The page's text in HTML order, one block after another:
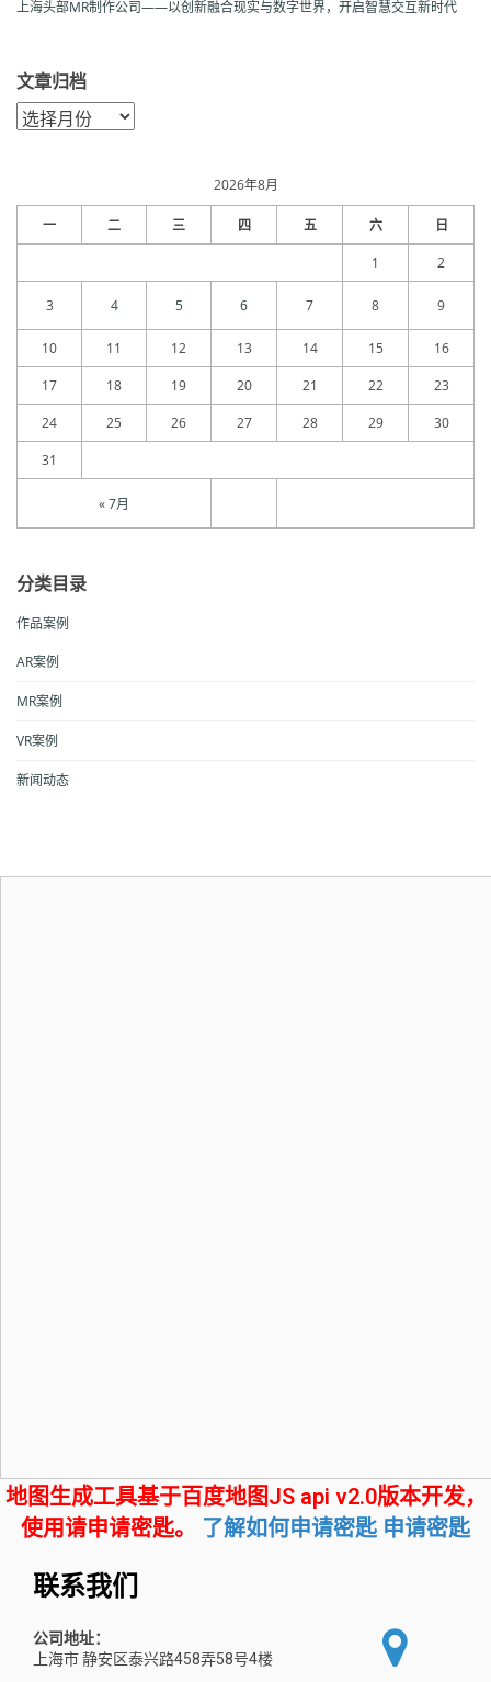
上海头部MR制作公司——以创新融合现实与数字世界，开启智慧交互新时代
文章归档
文
章
2026年8月
一 二 三 四 五 六 日
« 7月
1 2
3 4 5 6 7 8 9
10 11 12 13 14 15
16
17
18 19 20 21 22
23
24
25 26 27 28 29
30
31
分类目录
作品案例
AR案例
MR案例
VR案例
新闻动态
地图生成工具基于百度地图JS api v2.0版本开发，
使用请申请密匙。 了解如何申请密匙 申请密匙
联系我们
公司地址：
上海市 静安区泰兴路458弄58号4楼